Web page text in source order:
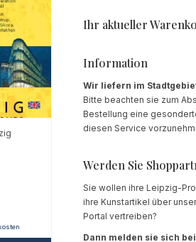
Ihr aktueller
Information
Wir liefern im
Bitte beachten sie zum
Bestellung eine
diesen Service
Werden Sie
Sie wollen ihre Leipzig-
ihre Kunstartikel über
Portal vertreiben?
Dann melden sie sich